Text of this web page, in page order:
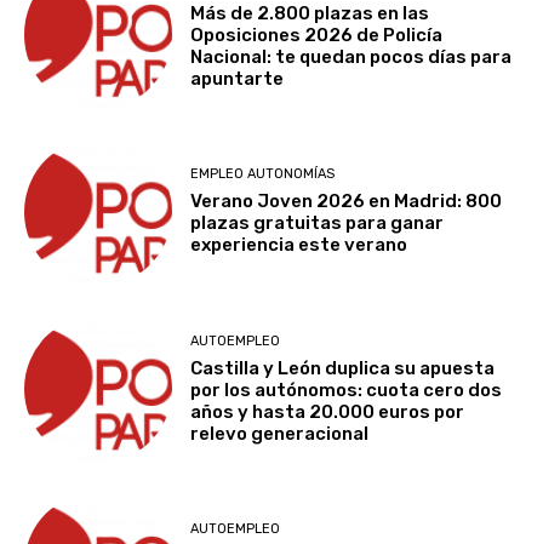
Más de 2.800 plazas en las
Oposiciones 2026 de Policía
Nacional: te quedan pocos días para
apuntarte
EMPLEO AUTONOMÍAS
Verano Joven 2026 en Madrid: 800
plazas gratuitas para ganar
experiencia este verano
AUTOEMPLEO
Castilla y León duplica su apuesta
por los autónomos: cuota cero dos
años y hasta 20.000 euros por
relevo generacional
AUTOEMPLEO